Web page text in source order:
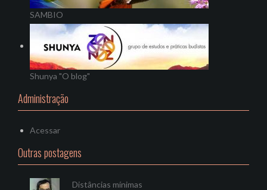
SAMBIO
Shunya "O blog"
Administração
Acessar
Outras postagens
Distâncias mínimas